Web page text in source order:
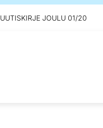
UUTISKIRJE JOULU 01/20